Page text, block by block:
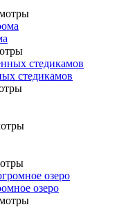
стедикамов
озеро